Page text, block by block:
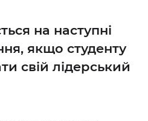
на наступні
якщо студенту
свій лідерський